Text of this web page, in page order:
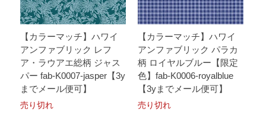
【カラーマッチ】ハワイ
アンファブリック レフ
ア・ラウアエ総柄 ジャス
パー fab-K0007-jasper【3y
までメール便可】
売り切れ
【カラーマッチ】ハワイ
アンファブリック パラカ
柄 ロイヤルブルー【限定
色】fab-K0006-royalblue
【3yまでメール便可】
売り切れ